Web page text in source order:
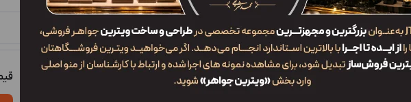
ویژگی‌ها
کد محصول
کاربرد